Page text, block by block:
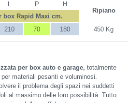
L P
H
Ripiano
box Rapid Maxi cm.
210 70 180 450 Kg
per box auto e garage, totalmente
materiali pesanti e voluminosi.
il problema degli spazi nei suddetti
al massimo delle loro possibilità. Tutto